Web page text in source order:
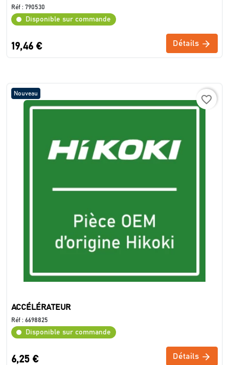
Réf : 790530
Disponible sur commande
19,46 € Détails
Nouveau
favorite_border
ACCÉLÉRATEUR
Réf : 6698825
Disponible sur commande
6,25 € Détails